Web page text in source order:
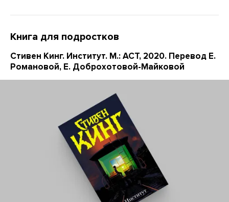
Книга для подростков
Стивен Кинг. Институт. М.: АСТ, 2020. Перевод Е.
Романовой, Е. Доброхотовой-Майковой